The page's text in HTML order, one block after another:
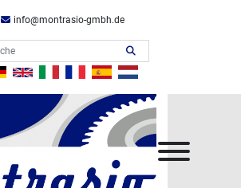
info@montrasio-gmbh.de